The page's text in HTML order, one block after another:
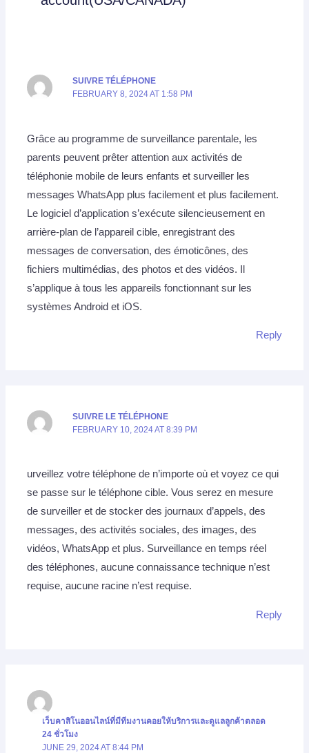
SUIVRE TÉLÉPHONE
FEBRUARY 8, 2024 AT 1:58 PM
Grâce au programme de surveillance parentale, les
parents peuvent prêter attention aux activités de
téléphonie mobile de leurs enfants et surveiller les
messages WhatsApp plus facilement et plus facilement.
Le logiciel d’application s’exécute silencieusement en
arrière-plan de l’appareil cible, enregistrant des
messages de conversation, des émoticônes, des
fichiers multimédias, des photos et des vidéos. Il
s’applique à tous les appareils fonctionnant sur les
systèmes Android et iOS.
Reply
SUIVRE LE TÉLÉPHONE
FEBRUARY 10, 2024 AT 8:39 PM
urveillez votre téléphone de n’importe où et voyez ce qui
se passe sur le téléphone cible. Vous serez en mesure
de surveiller et de stocker des journaux d’appels, des
messages, des activités sociales, des images, des
vidéos, WhatsApp et plus. Surveillance en temps réel
des téléphones, aucune connaissance technique n’est
requise, aucune racine n’est requise.
Reply
เว็บคาสิโนออนไลน์ที่มีทีมงานคอยให้บริการและดูแลลูกค้าตลอด
24 ชั่วโมง
JUNE 29, 2024 AT 8:44 PM